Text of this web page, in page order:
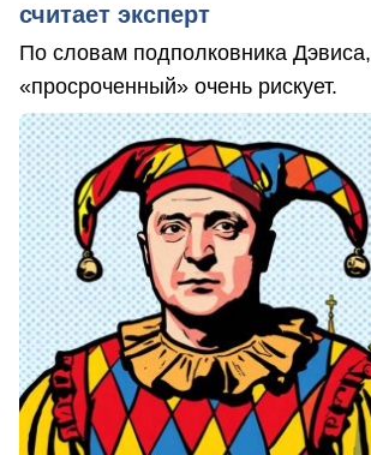
считает эксперт
По словам подполковника Дэвиса,
«просроченный» очень рискует.